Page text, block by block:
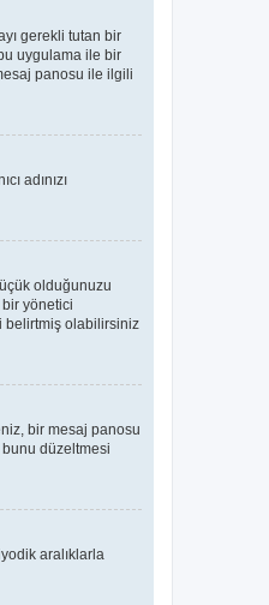
gerekli tutan bir
uygulama ile bir
panosu ile ilgili
adınızı
olduğunuzu
yönetici
belirtmiş olabilirsiniz
bir mesaj panosu
düzeltmesi
aralıklarla